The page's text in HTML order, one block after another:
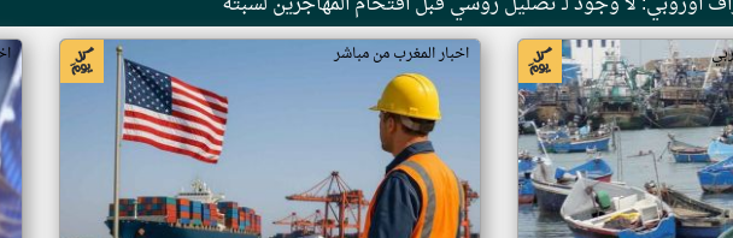
اخبار المغرب من مباشر